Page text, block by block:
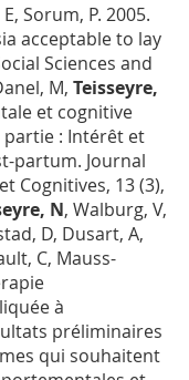
Sorum, P. 2005.
acceptable to lay
Sciences and
M, Teisseyre,
et cognitive
: Intérêt et
partum. Journal
Cognitives, 13 (3),
N, Walburg, V,
D, Dusart, A,
C, Mauss-
à
préliminaires
qui souhaitent